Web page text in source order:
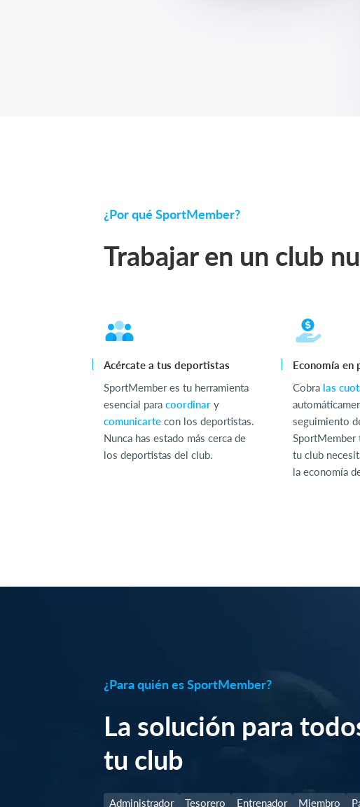
¿Por qué SportMember?
Trabajar en un club
Acércate a tus deportistas
SportMember es tu herramienta
esencial para coordinar y
comunicarte con los deportistas.
Nunca has estado más cerca de
los deportistas del club.
Economía
Cobra las
seguimiento
SportMember
tu club
la economía
¿Para quién es SportMember?
La solución para
tu club
Administrador Tesorero Entrenador Miembro